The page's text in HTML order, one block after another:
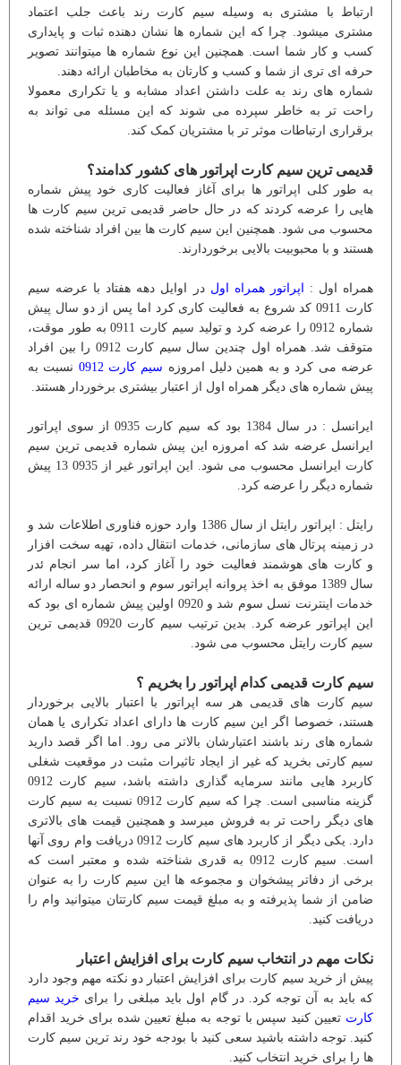
ارتباط با مشتری به وسیله سیم کارت رند باعث جلب اعتماد
مشتری میشود. چرا که این شماره ها نشان دهنده ثبات و پایداری
کسب و کار شما است. همچنین این نوع شماره ها میتوانند تصویر
حرفه ای تری از شما و کسب و کارتان به مخاطبان ارائه دهند.
شماره های رند به علت داشتن اعداد مشابه و یا تکراری معمولا
راحت تر به خاطر سپرده می شوند که این مسئله می تواند به
برقراری ارتباطات موثر تر با مشتریان کمک کند.
قدیمی ترین سیم کارت اپراتور های کشور کدامند؟
به طور کلی اپراتور ها برای آغاز فعالیت کاری خود پیش شماره
هایی را عرضه کردند که در حال حاضر قدیمی ترین سیم کارت ها
محسوب می شود. همچنین این سیم کارت ها بین افراد شناخته شده
هستند و با محبوبیت بالایی برخوردارند.
همراه اول : اپراتور همراه اول در اوایل دهه هفتاد با عرضه سیم
کارت 0911 کد شروع به فعالیت کاری کرد اما پس از دو سال پیش
شماره 0912 را عرضه کرد و تولید سیم کارت 0911 به طور موقت،
متوقف شد. همراه اول چندین سال سیم کارت 0912 را بین افراد
عرضه می کرد و به همین دلیل امروزه سیم کارت 0912
نسبت به
پیش شماره های دیگر همراه اول از اعتبار بیشتری برخوردار هستند.
ایرانسل : در سال 1384 بود که سیم کارت 0935 از سوی اپراتور
ایرانسل عرضه شد که امروزه این پیش شماره قدیمی ترین سیم
کارت ایرانسل محسوب می شود. این اپراتور غیر از 0935 13 پیش
شماره دیگر را عرضه کرد.
رایتل : اپراتور رایتل از سال 1386 وارد حوزه فناوری اطلاعات شد و
در زمینه پرتال های سازمانی، خدمات انتقال داده، تهیه سخت افزار
و کارت های هوشمند فعالیت خود را آغاز کرد، اما سر انجام ئدر
سال 1389 موفق به اخذ پروانه اپراتور سوم و انحصار دو ساله ارائه
خدمات اینترنت نسل سوم شد و 0920 اولین پیش شماره ای بود که
این اپراتور عرضه کرد. بدین ترتیب سیم کارت 0920 قدیمی ترین
سیم کارت رایتل محسوب می شود.
سیم کارت قدیمی کدام اپراتور را بخریم ؟
سیم کارت های قدیمی هر سه اپراتور با اعتبار بالایی برخوردار
هستند، خصوصا اگر این سیم کارت ها دارای اعداد تکراری یا همان
شماره های رند باشند اعتبارشان بالاتر می رود. اما اگر قصد دارید
سیم کارتی بخرید که غیر از ایجاد تاثیرات مثبت در موقعیت شغلی
کاربرد هایی مانند سرمایه گذاری داشته باشد، سیم کارت 0912
گزینه مناسبی است. چرا که سیم کارت 0912 نسبت به سیم کارت
های دیگر راحت تر به فروش میرسد و همچنین قیمت های بالاتری
دارد. یکی دیگر از کاربرد های سیم کارت 0912 دریافت وام روی آنها
است. سیم کارت 0912 به قدری شناخته شده و معتبر است که
برخی از دفاتر پیشخوان و مجموعه ها این سیم کارت را به عنوان
ضامن از شما پذیرفته و به مبلغ قیمت سیم کارتتان میتوانید وام را
دریافت کنید.
نکات مهم در انتخاب سیم کارت برای افزایش اعتبار
پیش از خرید سیم کارت برای افزایش اعتبار دو نکته مهم وجود دارد
که باید به آن توجه کرد. در گام اول باید مبلغی را برای خرید سیم
کارت تعیین کنید سپس با توجه به مبلغ تعیین شده برای خرید اقدام
کنید. توجه داشته باشید سعی کنید با بودجه خود رند ترین سیم کارت
ها را برای خرید انتخاب کنید.